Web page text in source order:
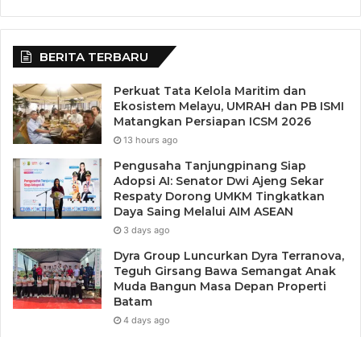
BERITA TERBARU
Perkuat Tata Kelola Maritim dan
Ekosistem Melayu, UMRAH dan PB ISMI
Matangkan Persiapan ICSM 2026
13 hours ago
Pengusaha Tanjungpinang Siap
Adopsi AI: Senator Dwi Ajeng Sekar
Respaty Dorong UMKM Tingkatkan
Daya Saing Melalui AIM ASEAN
3 days ago
Dyra Group Luncurkan Dyra Terranova,
Teguh Girsang Bawa Semangat Anak
Muda Bangun Masa Depan Properti
Batam
4 days ago